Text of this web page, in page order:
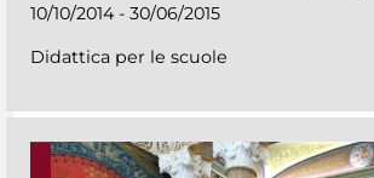
10/10/2014 - 30/06/2015
Didattica per le scuole